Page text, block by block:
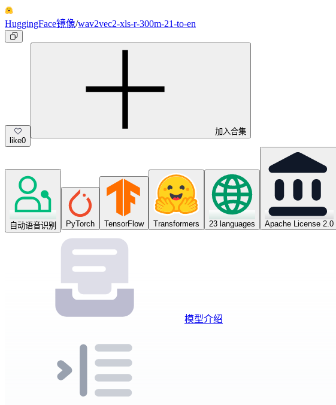
HuggingFace镜像/wav2vec2-xls-r-300m-21-to-en
like0
加入合集
自动语音识别 PyTorch TensorFlow Transformers 23 languages Apache License 2.0
模型介绍